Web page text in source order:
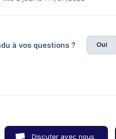
à vos questions ? Oui
Discuter avec nous